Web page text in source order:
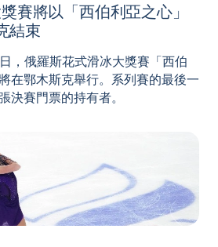
賽將以「西伯利亞之心」
結束
，俄羅斯花式滑冰大獎賽「西伯
在鄂木斯克舉行。系列賽的最後一
決賽門票的持有者。